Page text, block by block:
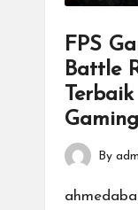
FPS
Battle
Posted
by
By